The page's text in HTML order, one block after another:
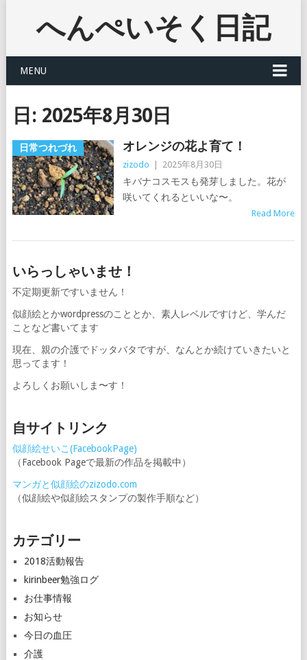
へんぺいそく日記
MENU
日: 2025年8月30日
日常つれづれ オレンジの花よ育て！
zizodo 2025年8月30日
キバナコスモスも発芽しました。花が
咲いてくれるといいな〜。
Read More
いらっしゃいませ！
不定期更新ですいません！
似顔絵とかwordpressのこととか、素人レベルですけど、学んだ
ことなど書いてます
現在、親の介護でドッタバタですが、なんとか続けていきたいと
思ってます！
よろしくお願いしま〜す！
自サイトリンク
似顔絵せいこ(FacebookPage)
（Facebook Pageで最新の作品を掲載中）
マンガと似顔絵のzizodo.com
（似顔絵や似顔絵スタンプの製作手順など）
カテゴリー
2018活動報告
kirinbeer勉強ログ
お仕事情報
お知らせ
今日の血圧
介護